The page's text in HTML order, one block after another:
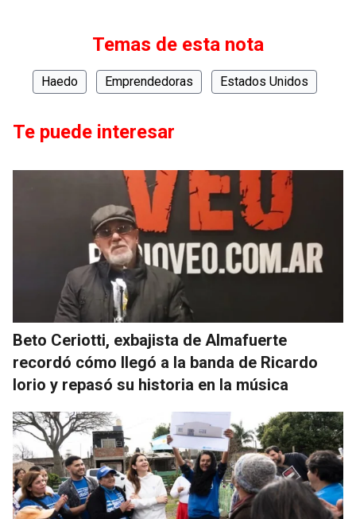
Temas de esta nota
Haedo Emprendedoras Estados Unidos
Te puede interesar
Beto Ceriotti, exbajista de Almafuerte
recordó cómo llegó a la banda de Ricardo
Iorio y repasó su historia en la música